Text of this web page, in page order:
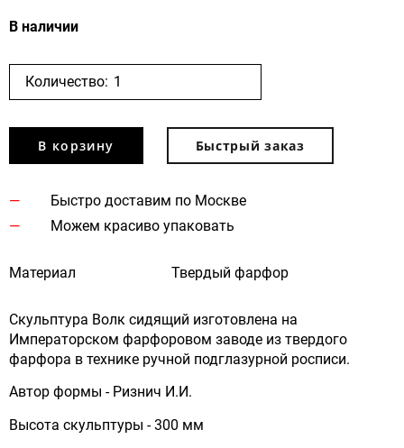
В наличии
Количество:
В корзину Быстрый заказ
Быстро доставим по Москве
Можем красиво упаковать
Материал Твердый фарфор
Скульптура Волк сидящий изготовлена на
Императорском фарфоровом заводе из твердого
фарфора в технике ручной подглазурной росписи.
Автор формы - Ризнич И.И.
Высота скульптуры - 300 мм